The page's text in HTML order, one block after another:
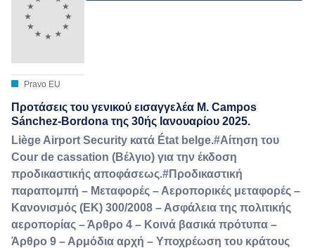
Pravo EU
Προτάσεις του γενικού εισαγγελέα M. Campos
Sánchez-Bordona της 30ής Ιανουαρίου 2025.
Liège Airport Security κατά État belge.#Αίτηση του
Cour de cassation (Βέλγιο) για την έκδοση
προδικαστικής αποφάσεως.#Προδικαστική
παραπομπή – Μεταφορές – Αεροπορικές μεταφορές –
Κανονισμός (ΕΚ) 300/2008 – Ασφάλεια της πολιτικής
αεροπορίας – Άρθρο 4 – Κοινά βασικά πρότυπα –
Άρθρο 9 – Αρμόδια αρχή – Υποχρέωση του κράτους